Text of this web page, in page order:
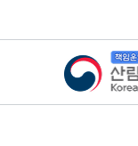
산림청 국립수목원